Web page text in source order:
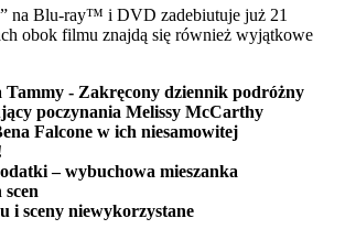
na Blu-ray™ i DVD zadebiutuje już 21
obok filmu znajdą się również wyjątkowe
Tammy - Zakręcony dziennik podróżny
poczynania Melissy McCarthy
Falcone w ich niesamowitej
– wybuchowa mieszanka
scen
i sceny niewykorzystane